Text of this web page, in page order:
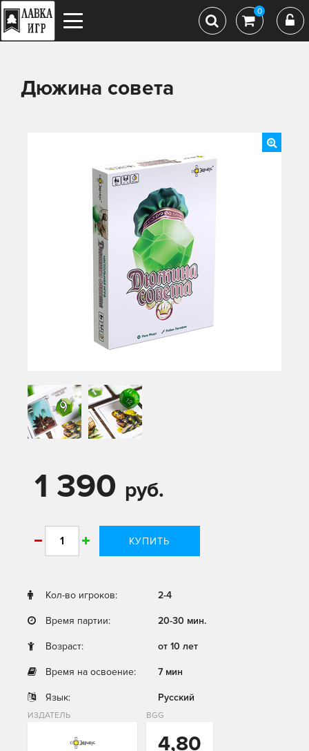
0
Дюжина совета
1 390 руб.
КУПИТЬ
Кол-во игроков: 2-4
Время партии: 20-30 мин.
Возраст: от 10 лет
Время на освоение: 7 мин
Язык: Русский
ИЗДАТЕЛЬ BGG
4,80